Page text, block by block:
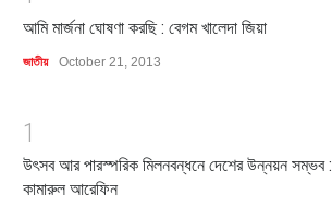
আমি মার্জনা ঘোষণা করছি : বেগম খালেদা জিয়া
জাতীয় October 21, 2013
1
উৎসব আর পারস্পরিক মিলনবন্ধনে দেশের উন্নয়ন সম্ভব :
কামারুল আরেফিন